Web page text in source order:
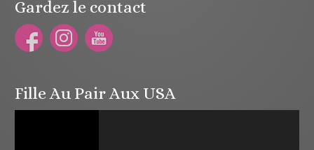
Gardez le contact
Fille Au Pair Aux USA